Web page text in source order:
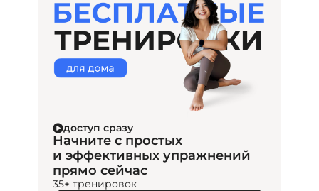
доступ сразу
Начните с простых
и эффективных упражнений
прямо сейчас
35+ тренировок